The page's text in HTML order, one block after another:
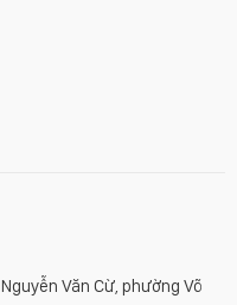
Văn Cừ, phường Võ